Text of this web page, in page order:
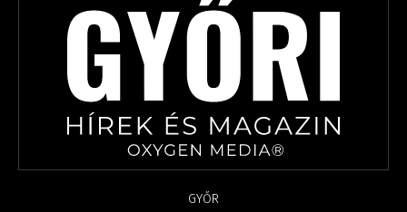
GYŐR